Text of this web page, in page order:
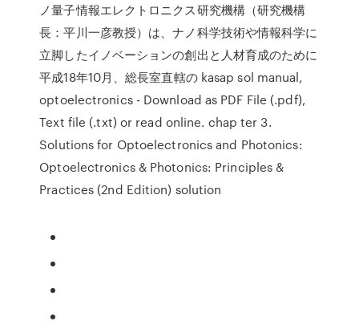
ノ量子情報エレクトロニクス研究機構（研究機構
長：平川一彦教授）は、ナノ科学技術や情報科学に
立脚したイノベーションの創出と人材育成のために
平成18年10月、総長室直轄の kasap sol manual,
optoelectronics - Download as PDF File (.pdf),
Text file (.txt) or read online. chap ter 3.
Solutions for Optoelectronics and Photonics:
Optoelectronics & Photonics: Principles &
Practices (2nd Edition) solution